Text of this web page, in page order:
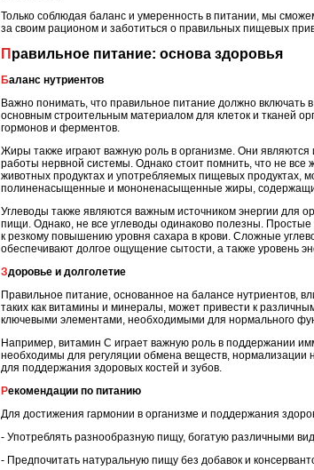
Только соблюдая баланс и умеренность в питании, мы
за своим рационом и заботиться о правильных пищевых
Правильное питание: основа здоровья
Баланс нутриентов
Важно понимать, что правильное питание должно включать
основным строительным материалом для клеток и тканей
гормонов и ферментов.
Жиры также играют важную роль в организме. Они являются
работы нервной системы. Однако стоит помнить, что не
животных продуктах и употребляемых пищевых продуктах,
полиненасыщенные и мононенасыщенные жиры,
Углеводы также являются важным источником энергии для
пищи. Однако, не все углеводы одинаково полезны.
к резкому повышению уровня сахара в крови. Сложные
обеспечивают долгое ощущение сытости, а также уровень
Здоровье и долголетие
Правильное питание, основанное на балансе нутриентов,
таких как витамины и минералы, может привести к
ключевыми элементами, необходимыми для нормального
Например, витамин С играет важную роль в поддержании
необходимы для регуляции обмена веществ, нормализации
для поддержания здоровых костей и зубов.
Рекомендации по питанию
Для достижения гармонии в организме и поддержания
- Употреблять разнообразную пищу, богатую различными
- Предпочитать натуральную пищу без добавок и